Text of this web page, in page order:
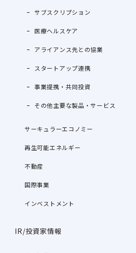
サブスクリプション
医療ヘルスケア
アライアンス先との協業
スタートアップ連携
事業提携・共同投資
その他主要な製品・サービス
サーキュラーエコノミー
再生可能エネルギー
不動産
国際事業
インベストメント
IR/投資家情報